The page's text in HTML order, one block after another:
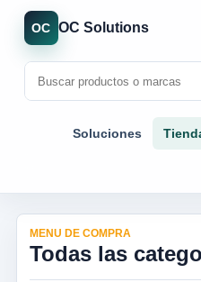
OC OC Solutions
Soluciones
MENU DE COMPRA
Todas las